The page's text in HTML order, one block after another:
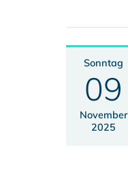
Sonntag
09
November
2025